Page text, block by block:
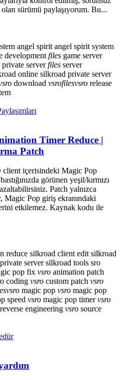
olan sürümü paylaşıyorum. Bu...
angel spirit angel spirit system
development files game server
private serverfiles server
online silkroad private server
download vsrofilesvsro release
Timer Reduce |
Patch
client içerisindeki Magic Pop
görünen yeşil/kırmızı
Patch yalnızca
Magic Pop giriş ekranındaki
etkilemez. Kaynak kodu ile
reduce silkroad client editsilkroad
serversilkroad tools sro
pop fix vsro animation patch
coding vsro custom patch vsro
vsro magic pop vsro magic pop
speed vsro magic pop timervsro
reverse engineering vsro source